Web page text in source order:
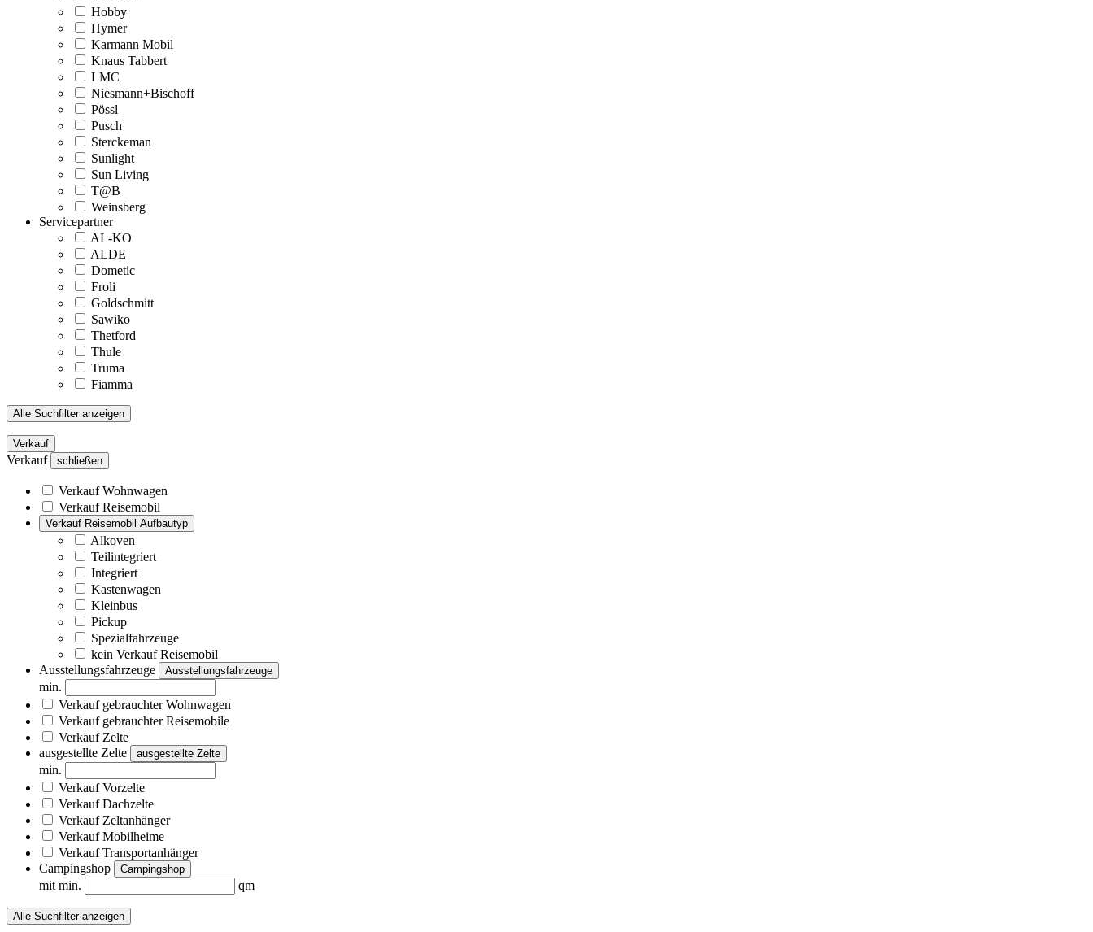
Hobby
Hymer
Karmann Mobil
Knaus Tabbert
LMC
Niesmann+Bischoff
Pössl
Pusch
Sterckeman
Sunlight
Sun Living
T@B
Weinsberg
Servicepartner
AL-KO
ALDE
Dometic
Froli
Goldschmitt
Sawiko
Thetford
Thule
Truma
Fiamma
Alle Suchfilter anzeigen
Verkauf
Verkauf schließen
Verkauf Wohnwagen
Verkauf Reisemobil
Verkauf Reisemobil Aufbautyp
Alkoven
Teilintegriert
Integriert
Kastenwagen
Kleinbus
Pickup
Spezialfahrzeuge
kein Verkauf Reisemobil
Ausstellungsfahrzeuge
Ausstellungsfahrzeuge
min.
Verkauf gebrauchter Wohnwagen
Verkauf gebrauchter Reisemobile
Verkauf Zelte
ausgestellte Zelte
ausgestellte Zelte
min.
Verkauf Vorzelte
Verkauf Dachzelte
Verkauf Zeltanhänger
Verkauf Mobilheime
Verkauf Transportanhänger
Campingshop
Campingshop
mit min. qm
Alle Suchfilter anzeigen